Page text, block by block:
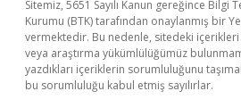
Sitemiz, 5651 Sayılı Kanun gereğince Bilgi
Kurumu (BTK) tarafından onaylanmış bir
vermektedir. Bu nedenle, sitedeki
veya araştırma yükümlülüğümüz
yazdıkları içeriklerin sorumluluğunu
bu sorumluluğu kabul etmiş sayılırlar.